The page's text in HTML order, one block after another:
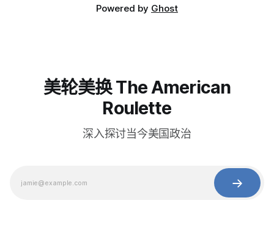
Powered by Ghost
美轮美换 The American
Roulette
深入探讨当今美国政治